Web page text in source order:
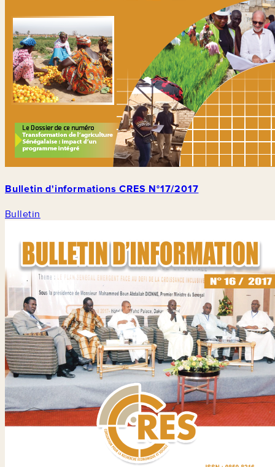
Bulletin d'informations CRES N°17/2017
Bulletin